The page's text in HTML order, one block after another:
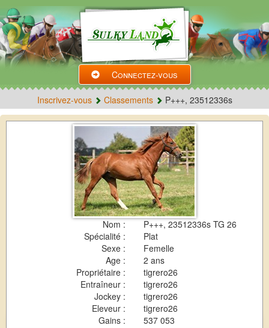
Connectez-vous
Inscrivez-vous Classements P+++, 23512336s
Nom :
P+++, 23512336s TG 26
Spécialité :
Plat
Sexe :
Femelle
Age :
2 ans
Propriétaire :
tigrero26
Entraîneur :
tigrero26
Jockey :
tigrero26
Eleveur :
tigrero26
Gains :
537 053